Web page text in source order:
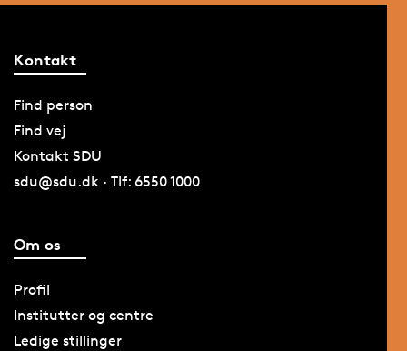
Kontakt
Find person
Find vej
Kontakt SDU
sdu@sdu.dk · Tlf: 6550 1000
Om os
Profil
Institutter og centre
Ledige stillinger